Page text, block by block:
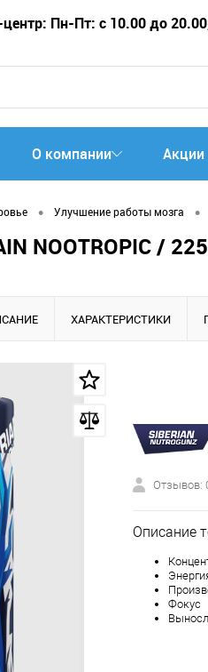
Пн-Пт: с 10.00 до
О компании Акции
• Улучшение работы мозга •
NOOTROPIC /
ХАРАКТЕРИСТИКИ
Отзывов:
Описание
Фокус